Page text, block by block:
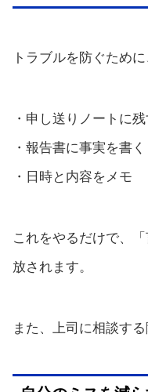
トラブルを防ぐため
・申し送りノートに残
・報告書に事実を書く
・日時と内容をメモ
これをやるだけで、
放されます。
また、上司に相談す